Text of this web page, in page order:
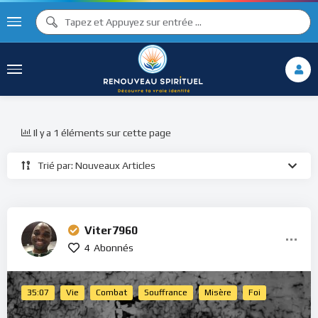
Trié par: Nouveaux Articles
Il y a 1 éléments sur cette page
Viter7960
4 Abonnés
35:07 Vie Combat Souffrance Misère Foi